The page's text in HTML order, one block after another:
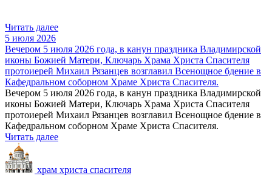
Читать далее
5 июля 2026
Вечером 5 июля 2026 года, в канун праздника Владимирской
иконы Божией Матери, Ключарь Храма Христа Спасителя
протоиерей Михаил Рязанцев возглавил Всенощное бдение в
Кафедральном cоборном Храме Христа Спасителя.
Вечером 5 июля 2026 года, в канун праздника Владимирской
иконы Божией Матери, Ключарь Храма Христа Спасителя
протоиерей Михаил Рязанцев возглавил Всенощное бдение в
Кафедральном cоборном Храме Христа Спасителя.
Читать далее
храм христа спасителя